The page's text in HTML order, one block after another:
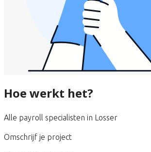
Hoe werkt het?
Alle payroll specialisten in Losser
Omschrijf je project